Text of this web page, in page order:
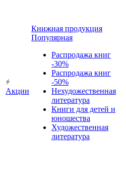
Акции
Книжная продукция
Популярная
Распродажа книг
-30%
Распродажа книг
-50%
Нехудожественная
литература
Книги для детей и
юношества
Художественная
литература